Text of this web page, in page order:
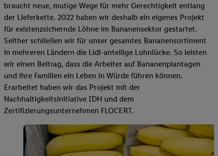
braucht neue, mutige Wege für mehr Gerechtigkeit entlang
der Lieferkette. 2022 haben wir deshalb ein eigenes Projekt
für existenzsichernde Löhne im Bananensektor gestartet.
Seither schließen wir für unser gesamtes Bananensortiment
in mehreren Ländern die Lidl-anteilige Lohnlücke. So leisten
wir einen Beitrag, dass die Arbeiter auf Bananenplantagen
und ihre Familien ein Leben in Würde führen können.
Erarbeitet haben wir das Projekt mit der
Nachhaltigkeitsinitiative IDH und dem
Zertifizierungsunternehmen FLOCERT.